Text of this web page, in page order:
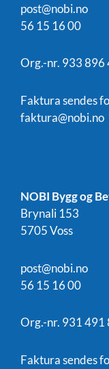
post@nobi.no
56 15 16 00
Org.-nr. 933 896
Faktura sendes
faktura@nobi.no
NOBI Bygg og
Brynali 153
5705 Voss
post@nobi.no
56 15 16 00
Org.-nr. 931 491
Faktura sendes